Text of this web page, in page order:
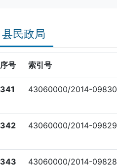
县民政局
序号 索引号
341 43060000/2014-09830
342 43060000/2014-09829
343 43060000/2014-09828